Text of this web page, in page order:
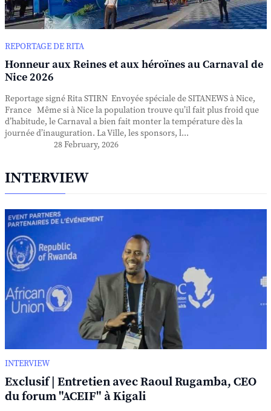
REPORTAGE DE RITA
Honneur aux Reines et aux héroïnes au Carnaval de
Nice 2026
Reportage signé Rita STIRN Envoyée spéciale de SITANEWS à Nice,
France Même si à Nice la population trouve qu’il fait plus froid que
d’habitude, le Carnaval a bien fait monter la température dès la
journée d’inauguration. La Ville, les sponsors, l...
28 February, 2026
INTERVIEW
INTERVIEW
Exclusif | Entretien avec Raoul Rugamba, CEO
du forum "ACEIF" à Kigali